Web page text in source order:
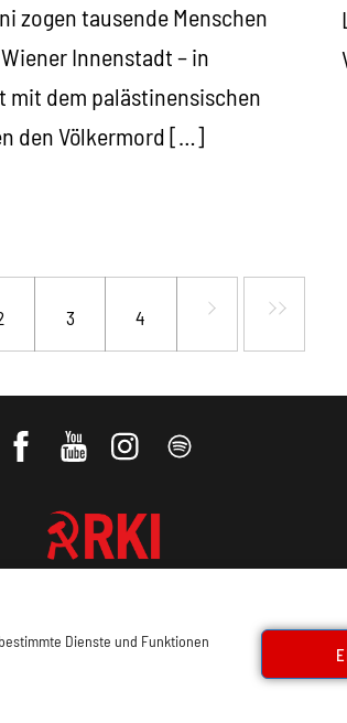
Dienste und Funktionen
zogen tausende Menschen
Innenstadt – in
mit dem palästinensischen
den Völkermord […]
3 4
Datenschutz